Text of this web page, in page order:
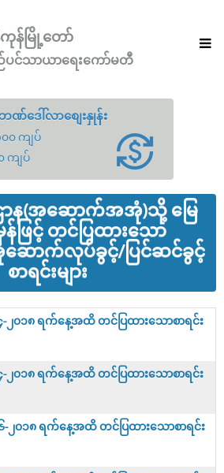
န်မြို့တော်
င်သာယာရေးကော်မတီ
ဒေါ်လာစျေးနှုန်း
၀၀ ကျပ်
ကျပ်
ာန(အဆောက်အအုံ)သို့ မြေ
ဖြင့် တင်ပြထားသော
ာက်လုပ်ခွင့်/ပြင်ဆင်ခွင့်
စာရင်းများ
-၂၀၁၈ ရက်နေ့အထိ တင်ပြထားသောစာရင်း
-၂၀၁၈ ရက်နေ့အထိ တင်ပြထားသောစာရင်း
၆-၂၀၁၈ ရက်နေ့အထိ တင်ပြထားသောစာရင်း